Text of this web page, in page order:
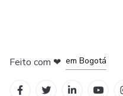
Feito com ❤ em Bogotá